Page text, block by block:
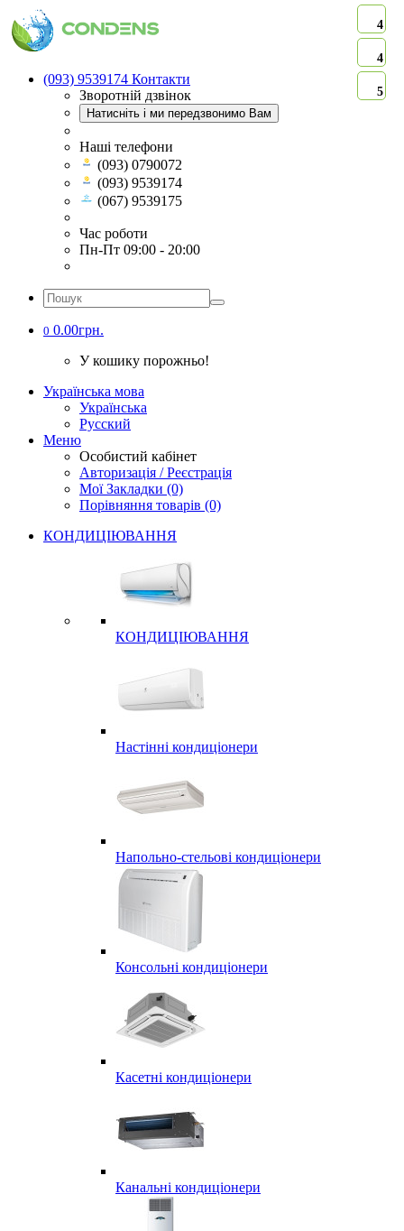
(093) 9539174 Контакти
Зворотній дзвінок
Натисніть і ми передзвонимо Вам
Наші телефони
(093) 0790072
(093) 9539174
(067) 9539175
Час роботи
Пн-Пт 09:00 - 20:00
0 0.00грн.
У кошику порожньо!
Українська мова
Українська
Русский
Меню
Особистий кабінет
Авторизація / Реєстрація
Мої Закладки (0)
Порівняння товарів (0)
КОНДИЦІЮВАННЯ
КОНДИЦІЮВАННЯ
Настінні кондиціонери
Напольно-стельові кондиціонери
Консольні кондиціонери
Касетні кондиціонери
Канальні кондиціонери
4
4
5